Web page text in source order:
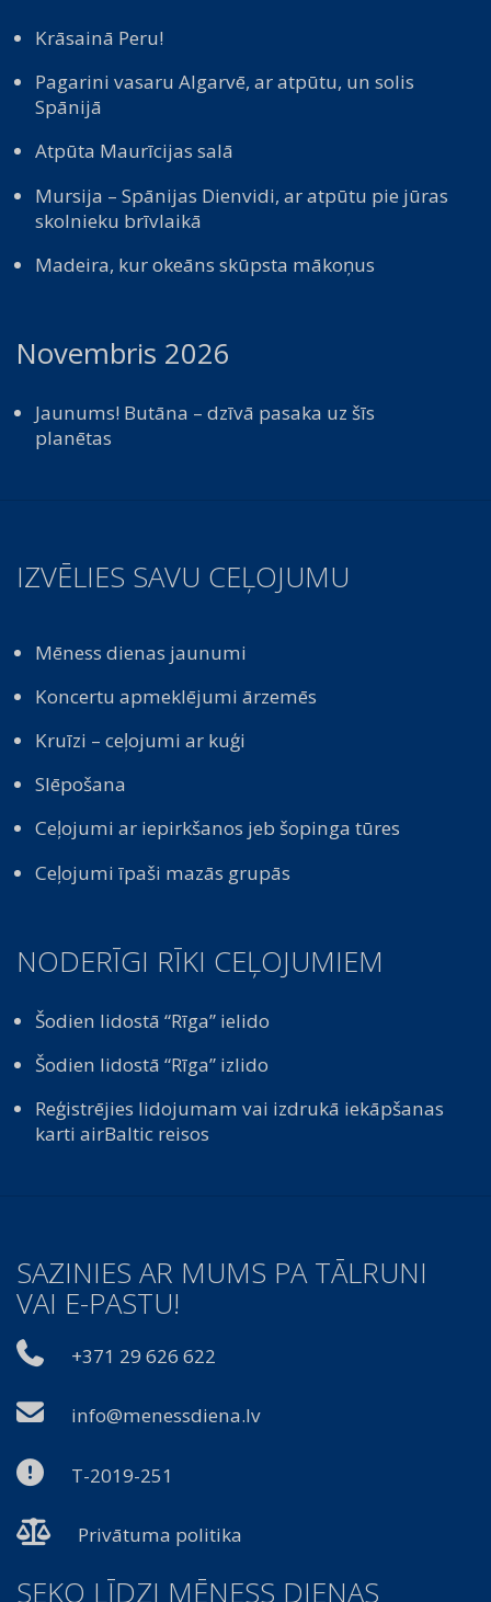
Krāsainā Peru!
Pagarini vasaru Algarvē, ar atpūtu, un solis
Spānijā
Atpūta Maurīcijas salā
Mursija – Spānijas Dienvidi, ar atpūtu pie jūras
skolnieku brīvlaikā
Madeira, kur okeāns skūpsta mākoņus
Novembris 2026
Jaunums! Butāna – dzīvā pasaka uz šīs
planētas
IZVĒLIES SAVU CEĻOJUMU
Mēness dienas jaunumi
Koncertu apmeklējumi ārzemēs
Kruīzi – ceļojumi ar kuģi
Slēpošana
Ceļojumi ar iepirkšanos jeb šopinga tūres
Ceļojumi īpaši mazās grupās
NODERĪGI RĪKI CEĻOJUMIEM
Šodien lidostā “Rīga” ielido
Šodien lidostā “Rīga” izlido
Reģistrējies lidojumam vai izdrukā iekāpšanas
karti airBaltic reisos
SAZINIES AR MUMS PA TĀLRUNI
VAI E-PASTU!
+371 29 626 622
info@menessdiena.lv
T-2019-251
Privātuma politika
SEKO LĪDZI MĒNESS DIENAS